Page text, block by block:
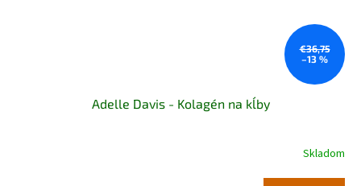
€36,75
–13 %
Adelle Davis - Kolagén na kĺby
Skladom